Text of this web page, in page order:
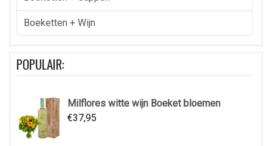
Boeketten + Wijn
POPULAIR:
Milflores witte wijn Boeket bloemen
€37,95